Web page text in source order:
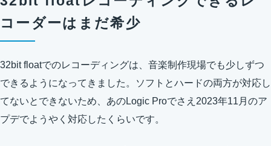
コーダーはまだ希少
32bit floatでのレコーディングは、音楽制作現場でも少しずつ
できるようになってきました。ソフトとハードの両方が対応し
てないとできないため、あのLogic Proでさえ2023年11月のア
プデでようやく対応したくらいです。